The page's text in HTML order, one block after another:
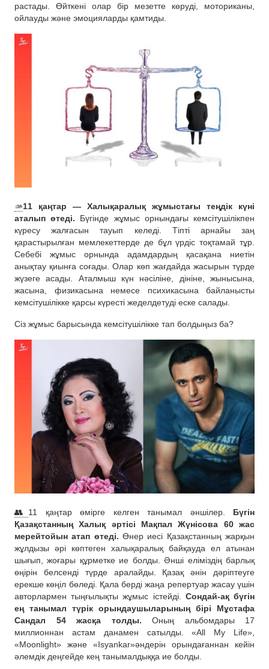
растады. Өйткені олар бір мезетте көруді, моториканы,
ойлауды және эмоцияларды қамтиды.
🫴11 қаңтар — Халықаралық жұмыстағы теңдік күні
аталып өтеді. Бүгінде жұмыс орнындағы кемсітушілікпен
күресу жалғасын тауып келеді. Тіпті арнайы заң
қарастырылған мемлекеттерде де бұл үрдіс тоқтамай тұр.
Себебі жұмыс орнында адамдардың қасақана ниетін
анықтау қиынға соғады. Олар көп жағдайда жасырын түрде
жүзеге асады. Аталмыш күн нәсіліне, дініне, жынысына,
жасына, физикасына немесе психикасына байланысты
кемсітушілікке қарсы күресті жеделдетуді еске салады.
Сіз жұмыс барысында кемсітушілікке тап болдыңыз ба?
👥 11 қаңтар өмірге келген танымал әншілер. Бүгін
Қазақстанның Халық әртісі Мақпал Жүнісова 60 жас
мерейтойын атап өтеді. Өнер иесі Қазақстанның жарқын
жұлдызы әрі көптеген халықаралық байқауда ел атынан
шығып, жоғары құрметке ие болды. Әнші еліміздің барлық
өңірін белсенді түрде аралайды. Қазақ әнін дәріптеуге
ерекше көңіл бөледі. Қала берді жаңа репертуар жасау үшін
авторлармен тыңғылықты жұмыс істейді. Сондай-ақ бүгін
ең танымал түрік орындаушыларының бірі Мұстафа
Сандал 54 жасқа толды. Оның альбомдары 17
миллионнан астам данамен сатылды. «All My Life»,
«Moonlight» және «Isyankar»әндерін орындағаннан кейін
әлемдік деңгейде кең танымалдыққа ие болды.